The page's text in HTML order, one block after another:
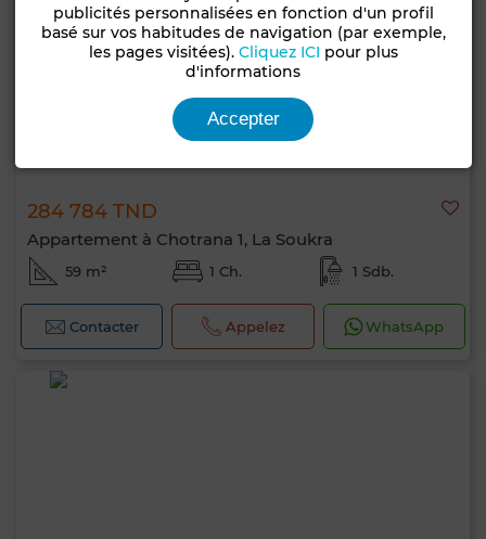
284 784 TND
Appartement à Chotrana 1, La Soukra
59 m² 1 Ch. 1 Sdb.
Contacter Appelez WhatsApp
publicités personnalisées en fonction d'un profil
basé sur vos habitudes de navigation (par exemple,
les pages visitées). Cliquez ICI pour plus
d'informations
Accepter